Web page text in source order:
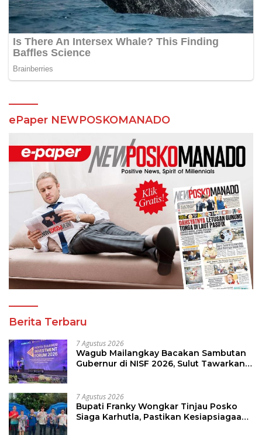
ePaper NEWPOSKOMANADO
Berita Terbaru
7 Agustus 2026
Wagub Mailangkay Bacakan Sambutan
Gubernur di NISF 2026, Sulut Tawarkan
7 Agustus 2026
Bupati Franky Wongkar Tinjau Posko
Siaga Karhutla, Pastikan Kesiapsiagaan